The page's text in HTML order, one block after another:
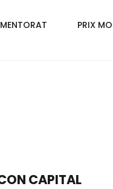
MENTORAT PRIX
CAPITAL